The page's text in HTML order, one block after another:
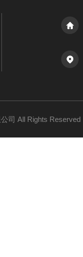
公司 All Rights